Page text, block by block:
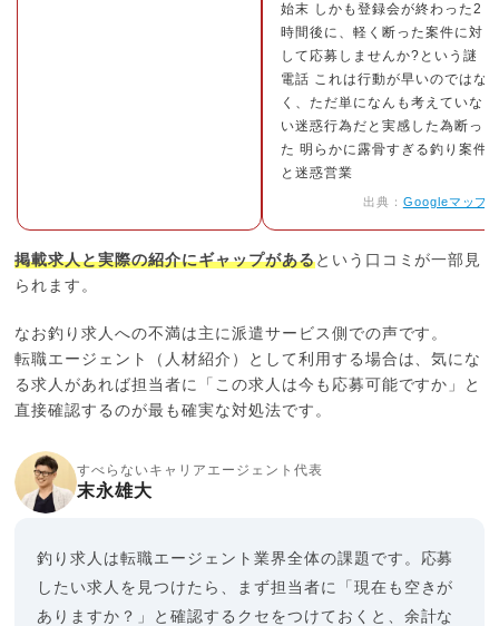
始末 しかも登録会が終わった2
時間後に、軽く断った案件に対
して応募しませんか?という謎
電話 これは行動が早いのではな
く、ただ単になんも考えていな
い迷惑行為だと実感した為断っ
た 明らかに露骨すぎる釣り案件
と迷惑営業
出典： Googleマップ
掲載求人と実際の紹介にギャップがあるという口コミが一部見
られます。
なお釣り求人への不満は主に派遣サービス側での声です。
転職エージェント（人材紹介）として利用する場合は、気にな
る求人があれば担当者に「この求人は今も応募可能ですか」と
直接確認するのが最も確実な対処法です。
すべらないキャリアエージェント代表
末永雄大
釣り求人は転職エージェント業界全体の課題です。応募
したい求人を見つけたら、まず担当者に「現在も空きが
ありますか？」と確認するクセをつけておくと、余計な